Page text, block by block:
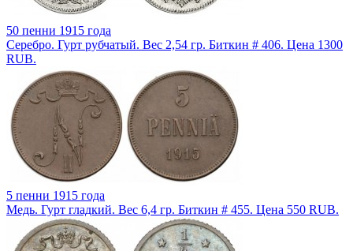
50 пенни 1915 года
Серебро. Гурт рубчатый. Вес 2,54 гр. Биткин # 406. Цена 1300
RUB.
5 пенни 1915 года
Медь. Гурт гладкий. Вес 6,4 гр. Биткин # 455. Цена 550 RUB.